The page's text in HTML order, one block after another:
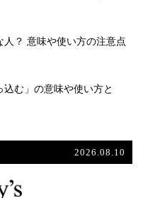
人？ 意味や使い方の注意点
込む」の意味や使い方と
2026.08.10